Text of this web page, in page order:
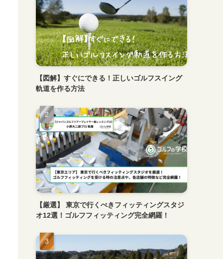
【図解】すぐにできる！正しいゴルフスイング
軌道を作る方法
【厳選】 東京で行くべきフィッティングスタジ
オ12選！ゴルフフィッティング完全網羅！